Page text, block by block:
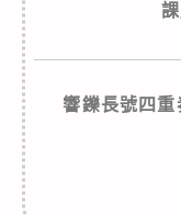
響鑠長號四重